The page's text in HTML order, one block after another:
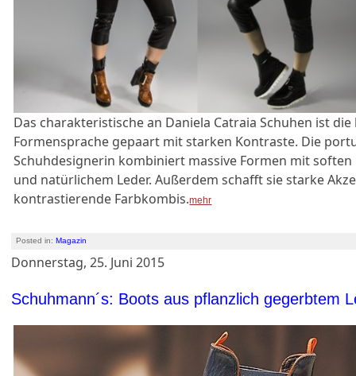
Das charakteristische an Daniela Catraia Schuhen ist
Formensprache gepaart mit starken Kontraste. Die
Schuhdesignerin kombiniert massive Formen mit soften
und natürlichem Leder. Außerdem schafft sie starke
kontrastierende Farbkombis.mehr
Posted in:Magazin
Donnerstag, 25. Juni 2015
Schuhmann´s: Boots aus pflanzlich gegerbtem